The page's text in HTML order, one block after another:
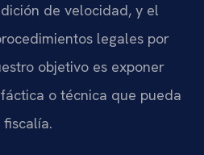
de velocidad, y el
legales por
objetivo es exponer
o técnica que pueda